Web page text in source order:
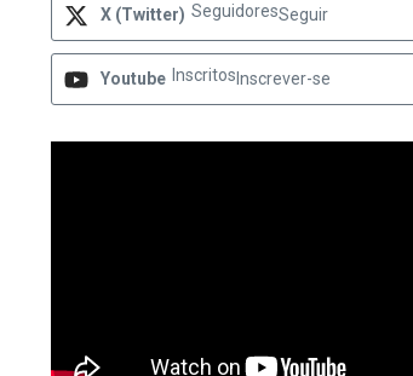
X (Twitter) SeguidoresSeguir
Youtube Inscritos Inscrever-se